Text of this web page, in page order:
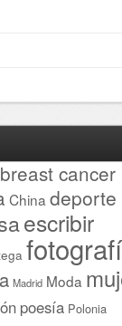
breast cancer
China deporte
escribir
Madrid Moda
poesía Polonia